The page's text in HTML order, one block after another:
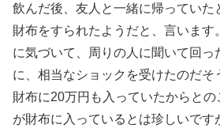
飲んだ後、友人と一緒に帰っていた
財布をすられたようだと、言います
に気づいて、周りの人に聞いて回っ
に、相当なショックを受けたのだそ
財布に20万円も入っていたからとの
が財布に入っているとは珍しいです